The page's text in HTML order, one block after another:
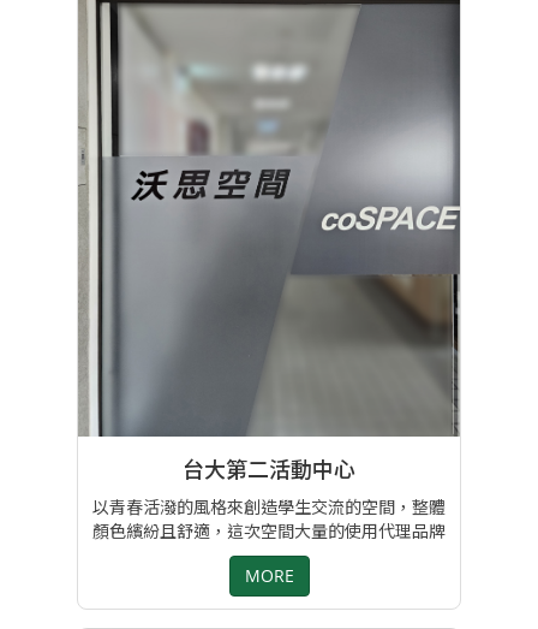
台大第二活動中心
以青春活潑的風格來創造學生交流的空間，整體
顏色繽紛且舒適，這次空間大量的使用代理品牌
SEGIS的單椅，依照空間的需求自由搭配色調，
讓整體風格統一且不失格調。 專案設計師 李文
馨/楊芷涵
MORE